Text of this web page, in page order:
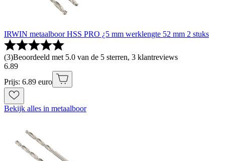
IRWIN metaalboor HSS PRO ¿5 mm werklengte 52 mm 2 stuks
(3)Beoordeeld met 5.0 van de 5 sterren, 3 klantreviews
6.89
Prijs: 6.89 euro
Bekijk alles in metaalboor